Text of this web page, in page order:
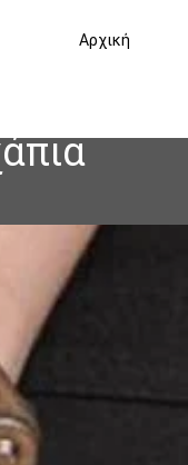
Αρχική